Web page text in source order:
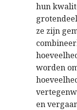
hun
ze zijn
worden
en